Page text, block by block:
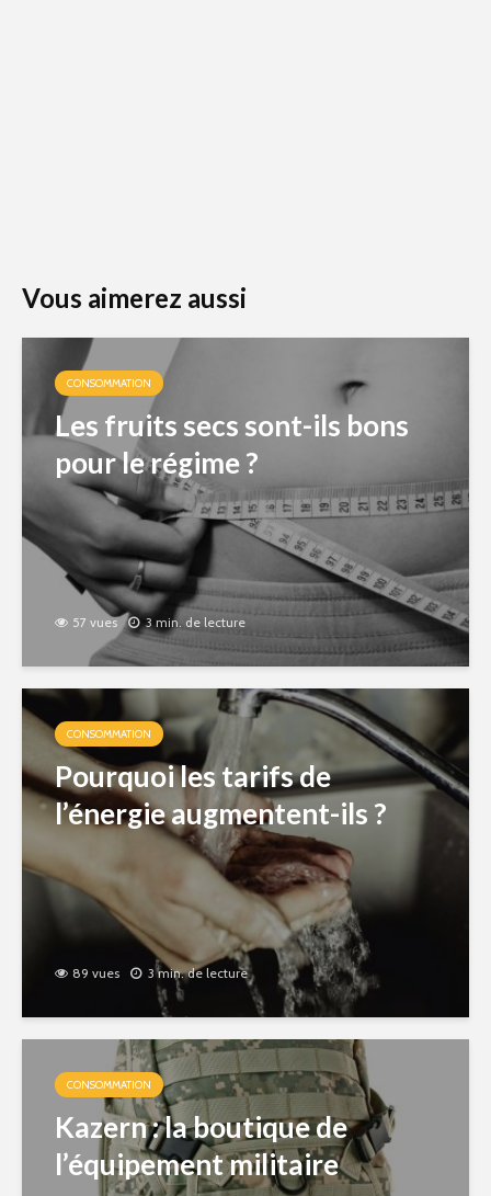
Vous aimerez aussi
CONSOMMATION
Les fruits secs sont-ils bons
pour le régime ?
57 vues 3 min. de lecture
CONSOMMATION
Pourquoi les tarifs de
l’énergie augmentent-ils ?
89 vues 3 min. de lecture
CONSOMMATION
Kazern : la boutique de
l’équipement militaire